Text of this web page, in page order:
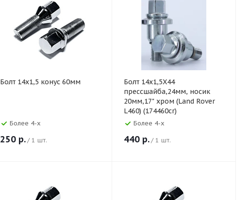
Болт 14х1,5 конус 60мм
Более 4-х
250 р./ 1 шт.
Болт 14х1,5X44
прессшайба,24мм, носик
20мм,17" хром (Land Rover
L460) (174460cr)
Более 4-х
440 р./ 1 шт.